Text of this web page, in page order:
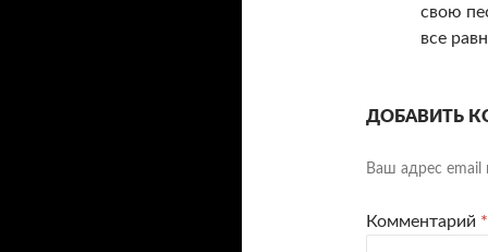
свою
все
ДОБАВИТЬ
Ваш адрес email
Комментарий *